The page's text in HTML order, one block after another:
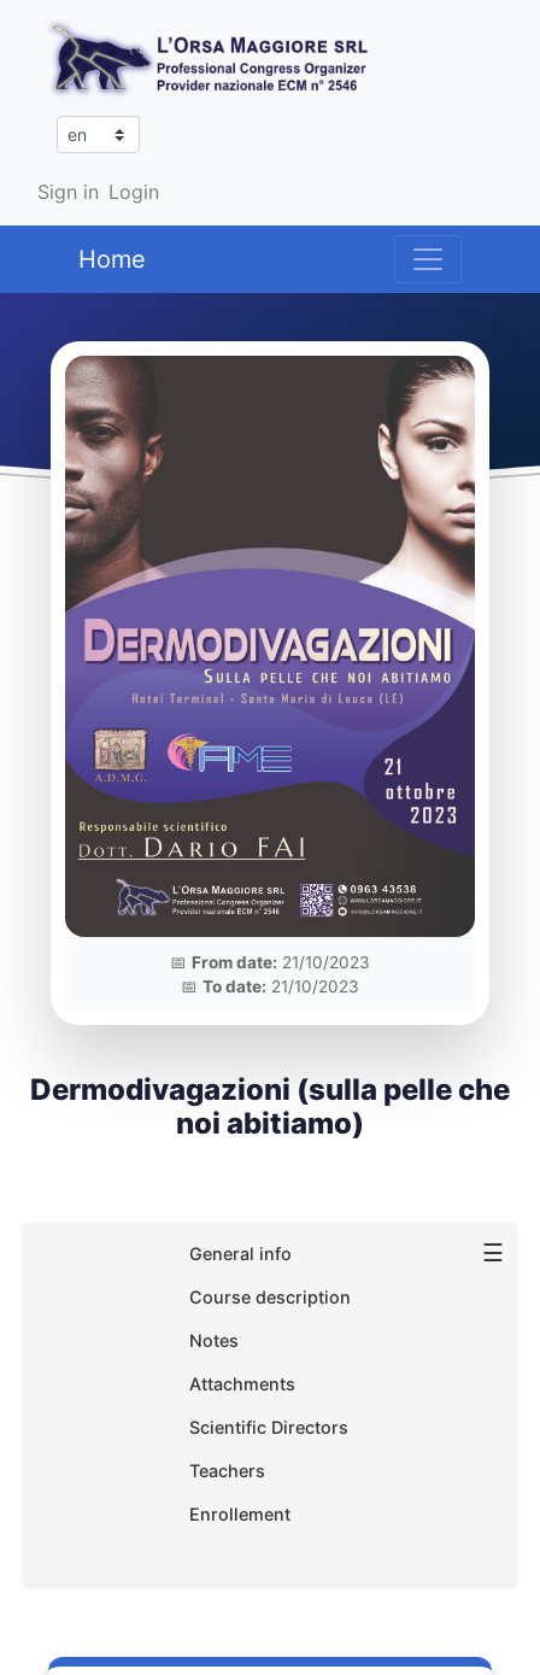
Sign in Login
Home
📅 From date: 21/10/2023
📅 To date: 21/10/2023
Dermodivagazioni (sulla pelle che
noi abitiamo)
☰
General info
Course description
Notes
Attachments
Scientific Directors
Teachers
Enrollement